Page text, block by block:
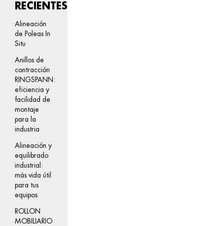
RECIENTES
Alineación
de Poleas In
Situ
Anillos de
contracción
RINGSPANN:
eficiencia y
facilidad de
montaje
para la
industria
Alineación y
equilibrado
industrial:
más vida útil
para tus
equipos
ROLLON
MOBILIARIO